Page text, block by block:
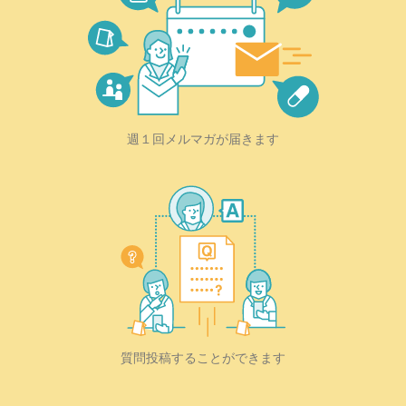
週１回メルマガが届きます
質問投稿することができます